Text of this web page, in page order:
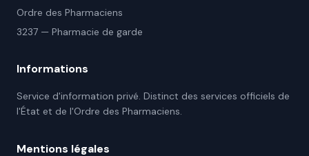
Ordre des Pharmaciens
3237 — Pharmacie de garde
Informations
Service d'information privé. Distinct des services officiels de
l'État et de l'Ordre des Pharmaciens.
Mentions légales